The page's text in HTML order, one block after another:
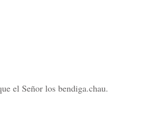
el Señor los bendiga.chau.